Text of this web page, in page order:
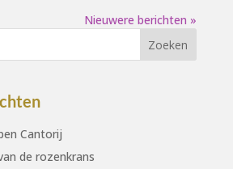
Nieuwere berichten »
Cantorij
de rozenkrans